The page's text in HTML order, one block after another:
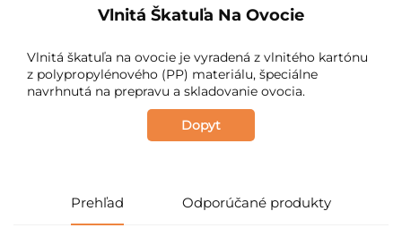
Vlnitá Škatuľa Na Ovocie
Vlnitá škatuľa na ovocie je vyradená z vlnitého kartónu
z polypropylénového (PP) materiálu, špeciálne
navrhnutá na prepravu a skladovanie ovocia.
Dopyt
Prehľad Odporúčané produkty